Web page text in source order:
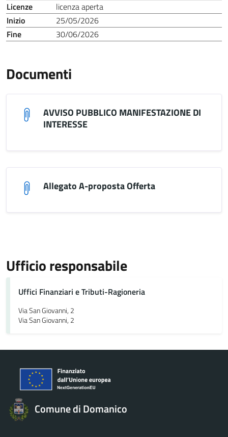
Licenze
licenza aperta
Inizio
25/05/2026
Fine
30/06/2026
Documenti
AVVISO PUBBLICO MANIFESTAZIONE DI
INTERESSE
Allegato A-proposta Offerta
Ufficio responsabile
Uffici Finanziari e Tributi-Ragioneria
Via San Giovanni, 2
Via San Giovanni, 2
Comune di Domanico